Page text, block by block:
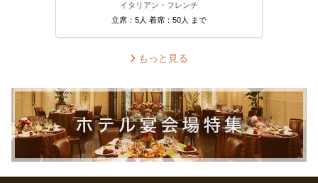
イタリアン・フレンチ
立席：5人 着席：50人 まで
もっと見る